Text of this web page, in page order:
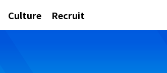
Culture Recruit